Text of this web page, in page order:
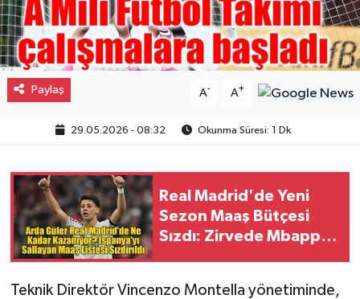
Paylaş A- A+
29.05.2026 - 08:32 Okunma Süresi: 1 Dk
Real Madrid'de Yeni
Sezon Maaş Bütçesi
Sızdı: Zirvede Mbappe,
Teknik Direktör Vincenzo Montella yönetiminde,